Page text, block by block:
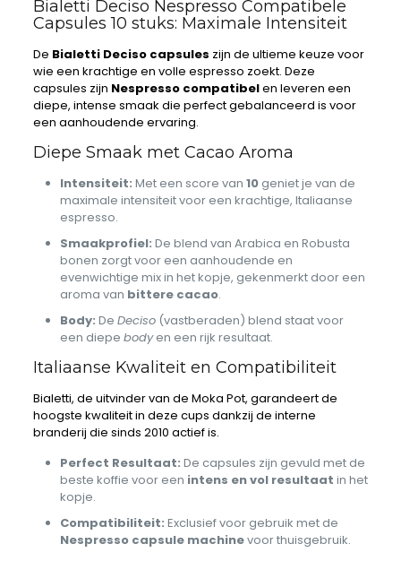
Bialetti Deciso Nespresso Compatibele
Capsules 10 stuks: Maximale Intensiteit
De Bialetti Deciso capsules zijn de ultieme keuze voor
wie een krachtige en volle espresso zoekt. Deze
capsules zijn Nespresso compatibelen leveren een
diepe, intense smaak die perfect gebalanceerd is voor
een aanhoudende ervaring.
Diepe Smaak met Cacao Aroma
Intensiteit: Met een score van 10geniet je van de
maximale intensiteit voor een krachtige, Italiaanse
espresso.
Smaakprofiel: De blend van Arabica en Robusta
bonen zorgt voor een aanhoudende en
evenwichtige mix in het kopje, gekenmerkt door een
aroma van bittere cacao.
Body: De Deciso(vastberaden) blend staat voor
een diepe bodyen een rijk resultaat.
Italiaanse Kwaliteit en Compatibiliteit
Bialetti, de uitvinder van de Moka Pot, garandeert de
hoogste kwaliteit in deze cups dankzij de interne
branderij die sinds 2010 actief is.
Perfect Resultaat: De capsules zijn gevuld met de
beste koffie voor een intens en vol resultaat in het
kopje.
Compatibiliteit: Exclusief voor gebruik met de
Nespresso capsule machinevoor thuisgebruik.